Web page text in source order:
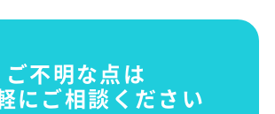
ご不明な点は
にご相談ください